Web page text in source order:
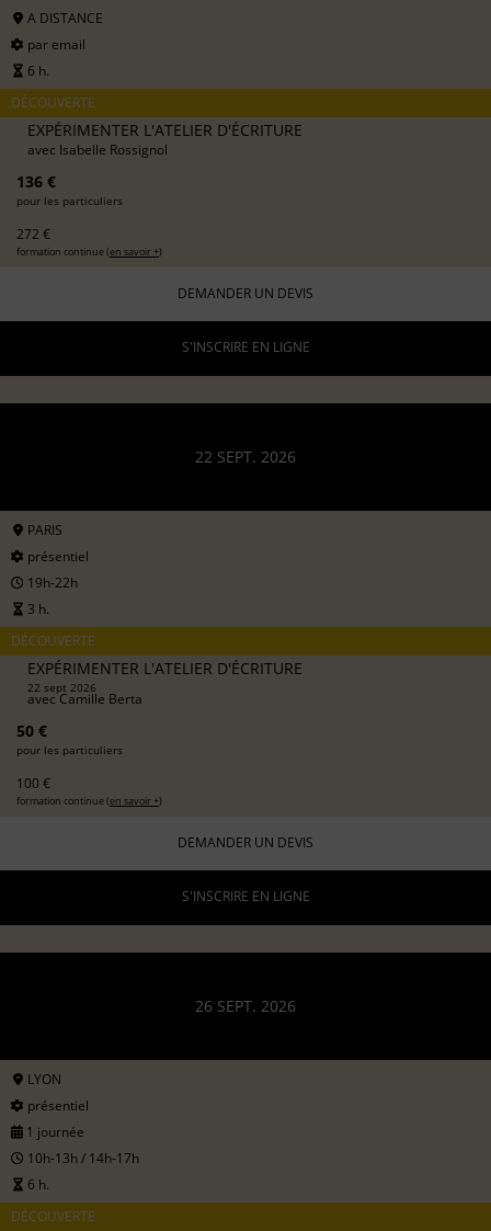
A DISTANCE
par email
6 h.
DÉCOUVERTE
EXPÉRIMENTER L'ATELIER D'ÉCRITURE
avec Isabelle Rossignol
136 €
pour les particuliers
272 €
formation continue (en savoir +)
DEMANDER UN DEVIS
S'INSCRIRE EN LIGNE
22 SEPT. 2026
PARIS
présentiel
19h-22h
3 h.
DÉCOUVERTE
EXPÉRIMENTER L'ATELIER D'ÉCRITURE
22 sept 2026
avecCamille Berta
50 €
pour les particuliers
100 €
formation continue (en savoir +)
DEMANDER UN DEVIS
S'INSCRIRE EN LIGNE
26 SEPT. 2026
LYON
présentiel
1 journée
10h-13h / 14h-17h
6 h.
DÉCOUVERTE